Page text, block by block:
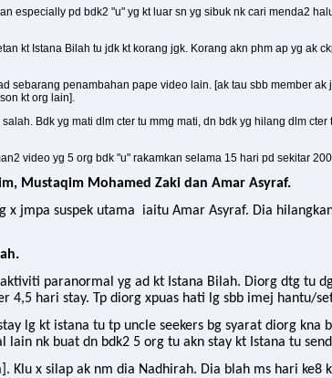
especially pd bdk2 "u" yg kt luar sn yg sibuk nk cari menda2
kt Istana Bilah tu jdk kt korang jgk. Korang akn phm ap yg ak
sebarang penambahan pape video lain. [ak tau sbb member
kt org lain].
Bdk yg mati dlm cter tu mmg mati, dn bdk yg hilang dlm
video yg 5 org bdk "u" rakamkan selama 15 hari pd sekitar
Mustaqim Mohamed Zaki dan Amar Asyraf.
x jmpa suspek utama iaitu Amar Asyraf. Dia
paranormal yg ad kt Istana Bilah. Diorg dtg tu
hari stay. Tp diorg xpuas hati lg sbb imej hantu/
lg kt istana tu tp uncle seekers bg syarat diorg kna
nk buat dn bdk2 5 org tu akn stay kt Istana tu
x silap ak nm dia Nadhirah. Dia blah ms hari ke8